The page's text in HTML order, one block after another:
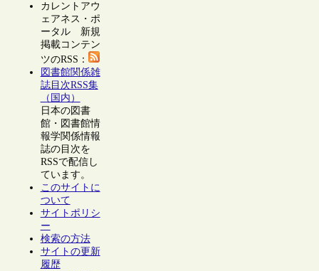
カレントアウ
ェアネス・ポ
ータル 新規
掲載コンテン
ツのRSS：
図書館関係雑
誌目次RSS集
（国内）
日本の図書
館・図書館情
報学関係情報
誌の目次を
RSSで配信し
ています。
このサイトに
ついて
サイトポリシ
ー
検索の方法
サイトの更新
履歴